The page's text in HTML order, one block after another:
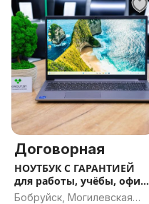
Договорная
НОУТБУК С ГАРАНТИЕЙ
для работы, учёбы, офиса
и игр
Бобруйск, Могилевская